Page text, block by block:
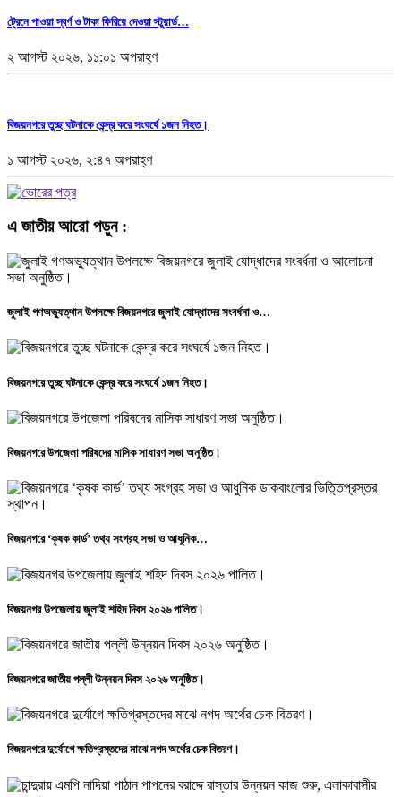
ট্রেনে পাওয়া স্বর্ণ ও টাকা ফিরিয়ে দেওয়া স্টুয়ার্ড…
২ আগস্ট ২০২৬, ১১:০১ অপরাহ্ণ
বিজয়নগরে তুচ্ছ ঘটনাকে কেন্দ্র করে সংঘর্ষে ১জন নিহত।
১ আগস্ট ২০২৬, ২:৪৭ অপরাহ্ণ
এ জাতীয় আরো পড়ুন :
জুলাই গণঅভ্যুত্থান উপলক্ষে বিজয়নগরে জুলাই যোদ্ধাদের সংবর্ধনা ও…
বিজয়নগরে তুচ্ছ ঘটনাকে কেন্দ্র করে সংঘর্ষে ১জন নিহত।
বিজয়নগরে উপজেলা পরিষদের মাসিক সাধারণ সভা অনুষ্ঠিত।
বিজয়নগরে ‘কৃষক কার্ড’ তথ্য সংগ্রহ সভা ও আধুনিক…
বিজয়নগর উপজেলায় জুলাই শহিদ দিবস ২০২৬ পালিত।
বিজয়নগরে জাতীয় পল্লী উন্নয়ন দিবস ২০২৬ অনুষ্ঠিত।
বিজয়নগরে দুর্যোগে ক্ষতিগ্রস্তদের মাঝে নগদ অর্থের চেক বিতরণ।